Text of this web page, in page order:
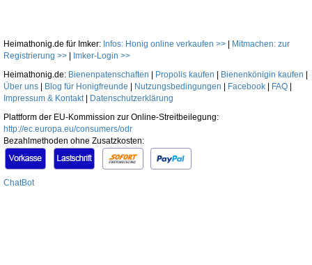
Heimathonig.de für Imker: Infos: Honig online verkaufen >>
Mitmachen: zur
Registrierung >>
Imker-Login >>
Heimathonig.de: Bienenpatenschaften Propolis kaufen Bienenkönigin kaufen
Über uns
Blog für Honigfreunde Nutzungsbedingungen Facebook FAQ
Impressum & Kontakt|
Datenschutzerklärung
Plattform der EU-Kommission zur Online-Streitbeilegung:
http://ec.europa.eu/consumers/odr
Bezahlmethoden ohne Zusatzkosten:
ChatBot